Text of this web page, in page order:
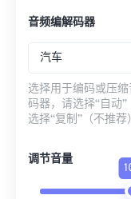
音频编解码器
汽车
选择用于编码或压
码器，请选择“自动
选择“复制”（不推荐
调节音量